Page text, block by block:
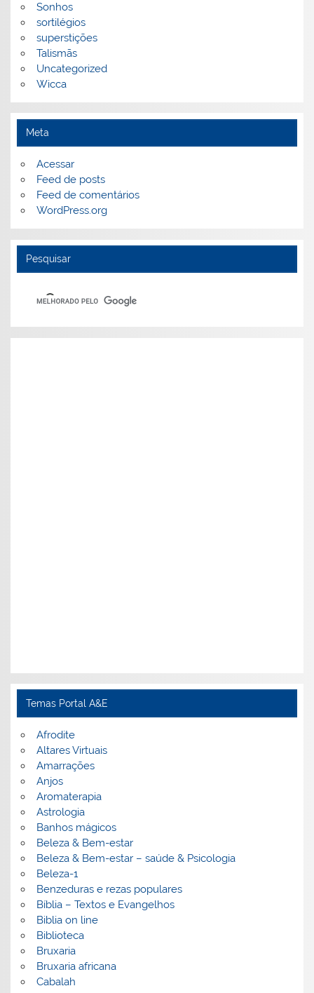
Sonhos
sortilégios
superstições
Talismãs
Uncategorized
Wicca
Meta
Acessar
Feed de posts
Feed de comentários
WordPress.org
Pesquisar
Temas Portal A&E
Afrodite
Altares Virtuais
Amarrações
Anjos
Aromaterapia
Astrologia
Banhos mágicos
Beleza & Bem-estar
Beleza & Bem-estar – saúde & Psicologia
Beleza-1
Benzeduras e rezas populares
Bíblia – Textos e Evangelhos
Biblia on line
Biblioteca
Bruxaria
Bruxaria africana
Cabalah